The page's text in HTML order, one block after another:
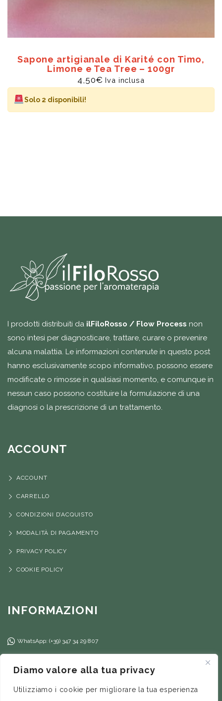
Diamo valore alla tua privacy
Utilizziamo i cookie per migliorare la tua esperienza
Sapone artigianale di Karité con Timo,
Limone e Tea Tree – 100gr
4,50€ Iva inclusa
Solo 2 disponibili!
I prodotti distribuiti da ilFiloRosso / Flow Process non
sono intesi per diagnosticare, trattare, curare o prevenire
alcuna malattia. Le informazioni contenute in questo post
hanno esclusivamente scopo informativo, possono essere
modificate o rimosse in qualsiasi momento, e comunque in
nessun caso possono costituire la formulazione di una
diagnosi o la prescrizione di un trattamento.
ACCOUNT
ACCOUNT
CARRELLO
CONDIZIONI D’ACQUISTO
MODALITÀ DI PAGAMENTO
PRIVACY POLICY
COOKIE POLICY
INFORMAZIONI
WhatsApp: (+39) 347 34 29 807